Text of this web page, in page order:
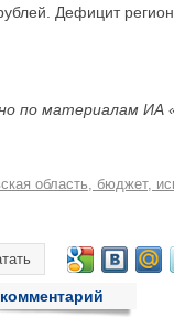
Дефицит
по материалам ИА
область, бюджет,